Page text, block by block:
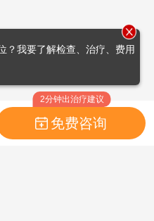
2分钟出治疗建议
免费咨询
？我要了解检查、治疗、费用